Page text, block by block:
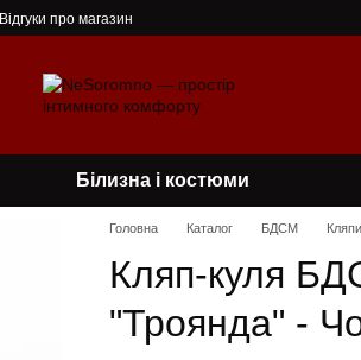
Відгуки про магазин
Білизна і костюми
Головна Каталог БДСМ Кляпи
Кляп-куля
"Троянда" -